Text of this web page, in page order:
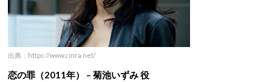
出典：https://www.cinra.net/
恋の罪（2011年） – 菊池いずみ 役